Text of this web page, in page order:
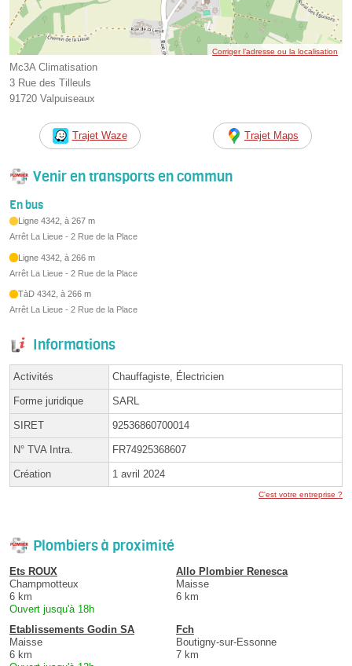
Corriger l’adresse ou la localisation
Mc3A Climatisation
3 Rue des Tilleuls
91720 Valpuiseaux
Trajet Waze Trajet Maps
Venir en transports en commun
En bus
Ligne 4342, à 267 m
Arrêt La Lieue - 2 Rue de la Place
Ligne 4342, à 266 m
Arrêt La Lieue - 2 Rue de la Place
TàD 4342, à 266 m
Arrêt La Lieue - 2 Rue de la Place
Informations
Activités Chauffagiste, Électricien
Forme juridique SARL
SIRET 92536860700014
N° TVA Intra. FR74925368607
Création 1 avril 2024
C'est votre entreprise ?
Plombiers à proximité
Ets ROUX
Champmotteux
6 km
Ouvert jusqu'à 18h
Allo Plombier Renesca
Maisse
6 km
Etablissements Godin SA
Maisse
6 km
Fch
Boutigny-sur-Essonne
7 km